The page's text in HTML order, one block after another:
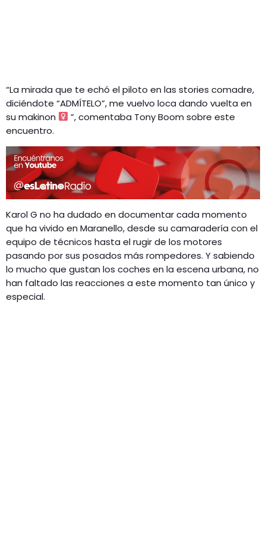
“La mirada que te echó el piloto en las stories comadre,
diciéndote “ADMÍTELO”, me vuelvo loca dando vuelta en
su makinon ‍
”, comentaba Tony Boom sobre este
encuentro.
Karol G no ha dudado en documentar cada momento
que ha vivido en Maranello, desde su camaradería con el
equipo de técnicos hasta el rugir de los motores
pasando por sus posados más rompedores. Y sabiendo
lo mucho que gustan los coches en la escena urbana, no
han faltado las reacciones a este momento tan único y
especial.